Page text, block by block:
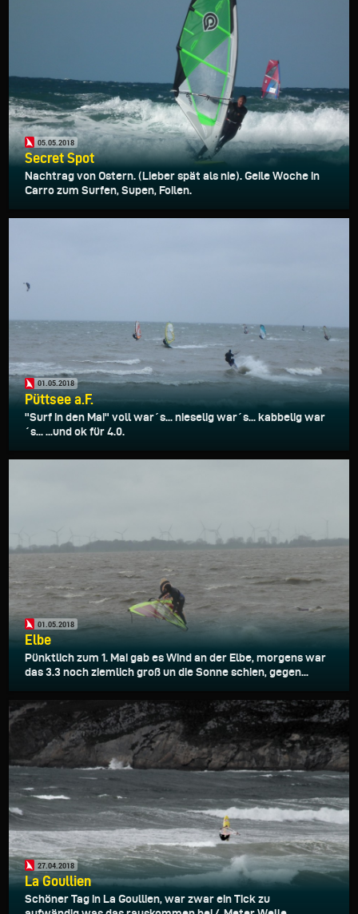
05.05.2018
Secret Spot
Nachtrag von Ostern. (Lieber spät als nie). Geile Woche in
Carro zum Surfen, Supen, Foilen.
01.05.2018
Püttsee a.F.
"Surf in den Mai" voll war´s... nieselig war´s... kabbelig war
´s... ...und ok für 4.0.
01.05.2018
Elbe
Pünktlich zum 1. Mai gab es Wind an der Elbe, morgens war
das 3.3 noch ziemlich groß un die Sonne schien, gegen...
27.04.2018
La Goullien
Schöner Tag in La Goullien, war zwar ein Tick zu